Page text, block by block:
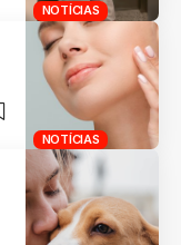
NOTÍCIAS
NOTÍCIAS